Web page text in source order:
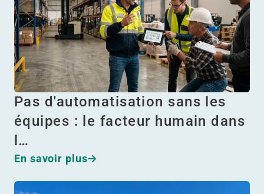
Pas d'automatisation sans les
équipes : le facteur humain dans
l…
En savoir plus